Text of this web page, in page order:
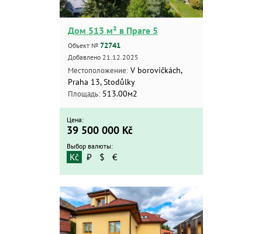
Дом 513 м² в Праге 5
Объект № 72741
Добавлено 21.12.2025
Местоположение:V borovičkách,
Praha 13, Stodůlky
Площадь:513.00м2
Цена:
39 500 000 Kč
Выбор валюты:
Kč ₽ $ €